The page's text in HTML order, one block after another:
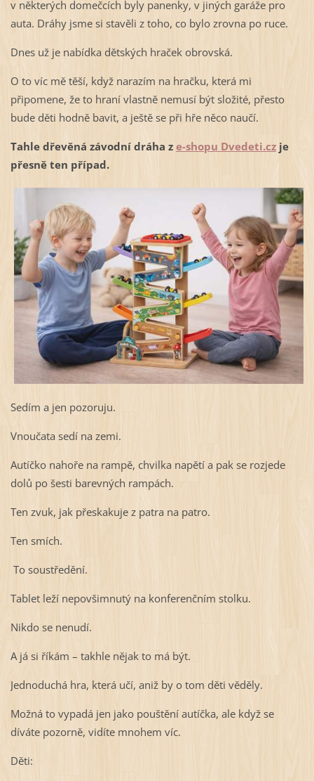
v některých domečcích byly panenky, v jiných garáže pro
auta. Dráhy jsme si stavěli z toho, co bylo zrovna po ruce.
Dnes už je nabídka dětských hraček obrovská.
O to víc mě těší, když narazím na hračku, která mi
připomene, že to hraní vlastně nemusí být složité, přesto
bude děti hodně bavit, a ještě se při hře něco naučí.
Tahle dřevěná závodní dráha z e-shopu Dvedeti.czje
přesně ten případ.
Sedím a jen pozoruju.
Vnoučata sedí na zemi.
Autíčko nahoře na rampě, chvilka napětí a pak se rozjede
dolů po šesti barevných rampách.
Ten zvuk, jak přeskakuje z patra na patro.
Ten smích.
To soustředění.
Tablet leží nepovšimnutý na konferenčním stolku.
Nikdo se nenudí.
A já si říkám – takhle nějak to má být.
Jednoduchá hra, která učí, aniž by o tom děti věděly.
Možná to vypadá jen jako pouštění autíčka, ale když se
díváte pozorně, vidíte mnohem víc.
Děti: